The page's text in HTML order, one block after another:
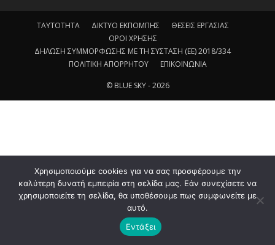
ΤΑΥΤΟΤΗΤΑ ΔΙΚΤΥΟ ΕΚΠΟΜΠΗΣ
ΘΕΣΕΙΣ ΕΡΓΑΣΙΑΣ
ΟΡΟΙ ΧΡΗΣΗΣ
ΔΗΛΩΣΗ ΣΥΜΜΟΡΦΩΣΗΣ ΜΕ ΤΗ ΣΥΣΤΑΣΗ (ΕΕ) 2018/334
ΠΟΛΙΤΙΚΗ ΑΠΟΡΡΗΤΟΥ
ΕΠΙΚΟΙΝΩΝΙΑ
© BLUE SKY - 2026
Χρησιμοποιούμε cookies για να σας προσφέρουμε την
καλύτερη δυνατή εμπειρία στη σελίδα μας. Εάν συνεχίσετε να
χρησιμοποιείτε τη σελίδα, θα υποθέσουμε πως συμφωνείτε με
αυτό.
Εντάξει